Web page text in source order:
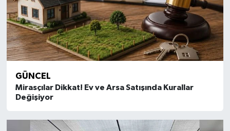
GÜNCEL
Mirasçılar Dikkat! Ev ve Arsa Satışında Kurallar
Değişiyor